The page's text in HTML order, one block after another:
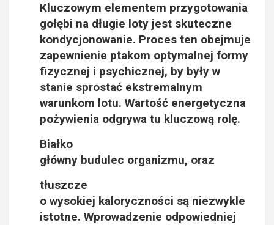
Kluczowym elementem przygotowania
gołębi na długie loty jest skuteczne
kondycjonowanie. Proces ten obejmuje
zapewnienie ptakom optymalnej formy
fizycznej i psychicznej, by były w
stanie sprostać ekstremalnym
warunkom lotu. Wartość energetyczna
pożywienia odgrywa tu kluczową rolę.
Białko
główny budulec organizmu, oraz
tłuszcze
o wysokiej kaloryczności są niezwykle
istotne. Wprowadzenie odpowiedniej